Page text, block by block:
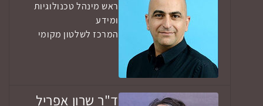
ראש מינהל טכנולוגיות
ומידע
המרכז לשלטון מקומי
ד"ר שרון אפריל